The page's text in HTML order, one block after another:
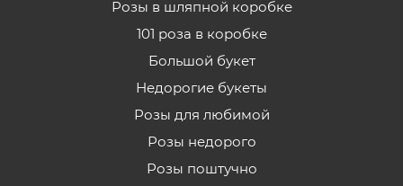
Розы в шляпной коробке
101 роза в коробке
Большой букет
Недорогие букеты
Розы для любимой
Розы недорого
Розы поштучно